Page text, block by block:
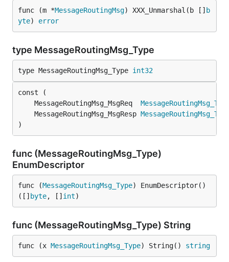
func (m *MessageRoutingMsg) XXX_Unmarshal(b [] b
yte) error
type MessageRoutingMsg_Type
type MessageRoutingMsg_Type int32
	MessageRoutingMsg_MsgReq
	MessageRoutingMsg_MsgResp
)
func (MessageRoutingMsg_Type)
EnumDescriptor
func (MessageRoutingMsg_Type) EnumDescriptor()
([] byte, [] int)
func (MessageRoutingMsg_Type) String
func (x MessageRoutingMsg_Type) String() string